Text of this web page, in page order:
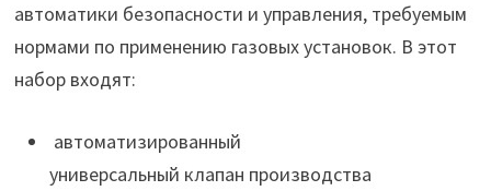
автоматики безопасности и управления, требуемым
нормами по применению газовых установок. В этот
набор входят:
автоматизированный
универсальный клапан производства